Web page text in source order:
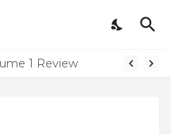
1 Review